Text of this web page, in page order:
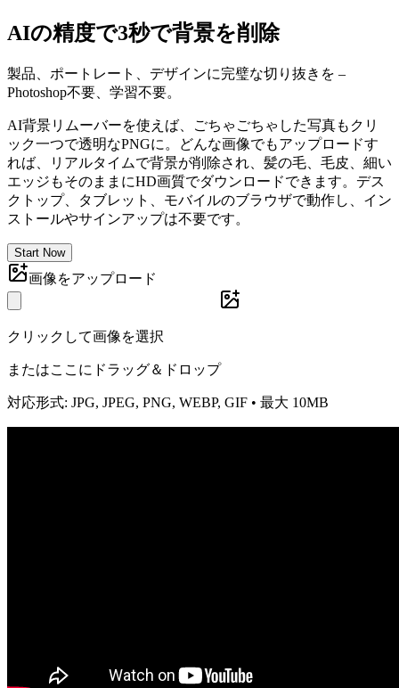
AIの精度で3秒で背景を削除
製品、ポートレート、デザインに完璧な切り抜きを –
Photoshop不要、学習不要。
AI背景リムーバーを使えば、ごちゃごちゃした写真もクリ
ック一つで透明なPNGに。どんな画像でもアップロードす
れば、リアルタイムで背景が削除され、髪の毛、毛皮、細い
エッジもそのままにHD画質でダウンロードできます。デス
クトップ、タブレット、モバイルのブラウザで動作し、イン
ストールやサインアップは不要です。
Start Now
画像をアップロード
クリックして画像を選択
またはここにドラッグ＆ドロップ
対応形式: JPG, JPEG, PNG, WEBP, GIF • 最大 10MB